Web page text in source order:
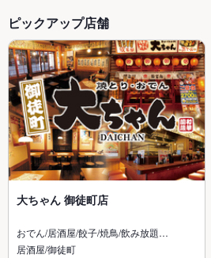
ピックアップ店舗
大ちゃん 御徒町店
おでん/居酒屋/餃子/焼鳥/飲み放題…
居酒屋/御徒町